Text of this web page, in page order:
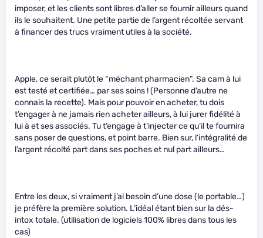
imposer, et les clients sont libres d’aller se fournir ailleurs quand
ils le souhaitent. Une petite partie de l’argent récoltée servant
à financer des trucs vraiment utiles à la société.
Apple, ce serait plutôt le “méchant pharmacien”. Sa cam à lui
est testé et certifiée… par ses soins ! (Personne d’autre ne
connais la recette). Mais pour pouvoir en acheter, tu dois
t’engager à ne jamais rien acheter ailleurs, à lui jurer fidélité à
lui à et ses associés. Tu t’engage à t’injecter ce qu’il te fournira
sans poser de questions, et point barre. Bien sur, l’intégralité de
l’argent récolté part dans ses poches et nul part ailleurs…
Entre les deux, si vraiment j’ai besoin d’une dose (le portable…)
je préfère la première solution. L’idéal étant bien sur la dés-
intox totale. (utilisation de logiciels 100% libres dans tous les
cas)